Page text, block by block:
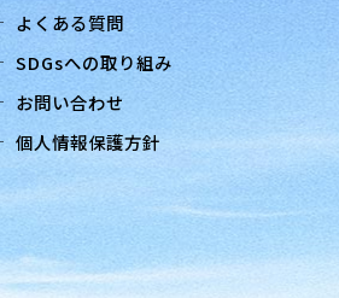
よくある質問
SDGsへの取り組み
お問い合わせ
個人情報保護方針